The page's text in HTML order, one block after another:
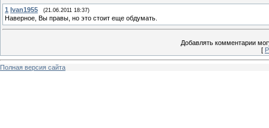
1 Ivan1955 (21.06.2011 18:37)
Наверное, Вы правы, но это стоит еще обдумать.
Добавлять комментарии
[
Полная версия сайта